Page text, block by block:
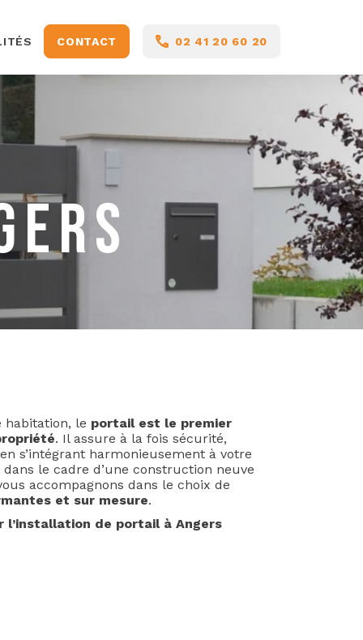
CONTACT 02 41 20 60 20
habitation, le portail est le premier
. Il assure à la fois sécurité,
s’intégrant harmonieusement à votre
le cadre d’une construction neuve
accompagnons dans le choix de
et sur mesure.
l’installation de portail à Angers